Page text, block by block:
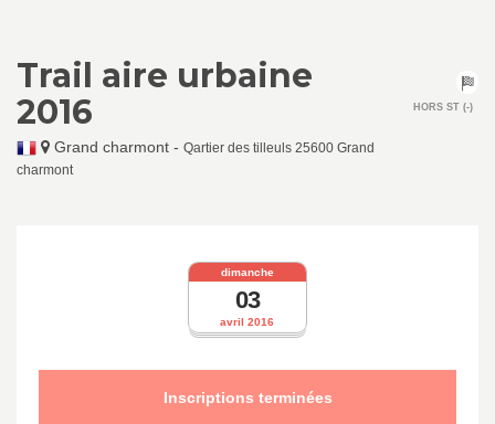
Trail aire urbaine
2016
Grand charmont - Qartier des tilleuls 25600 Grand
charmont
HORS ST (-)
avril 2016
dimanche
03
Inscriptions terminées